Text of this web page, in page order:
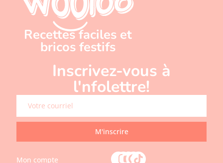
Recettes faciles et
bricos festifs
Inscrivez-vous à
l'nfolettre!
M'inscrire
Mon compte